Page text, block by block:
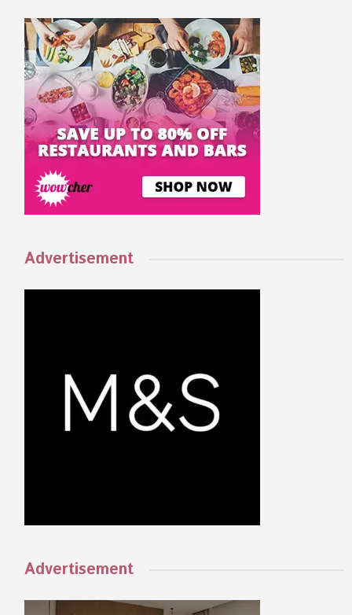
Advertisement
Advertisement